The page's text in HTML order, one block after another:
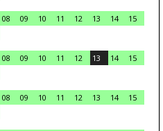
08 09 10 11 12 13 14
15
08 09 10 11 12 13 14
15
08 09 10 11 12 13 14
15